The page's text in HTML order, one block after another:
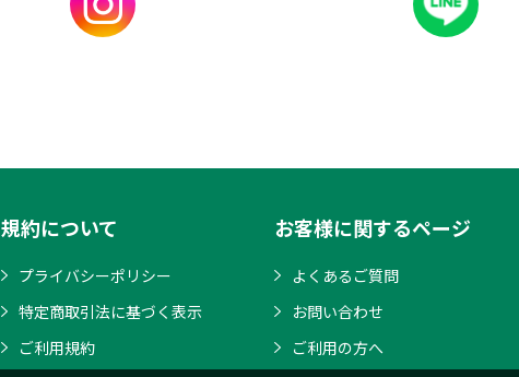
規約について
プライバシーポリシー
特定商取引法に基づく表示
ご利用規約
お客様に関するページ
よくあるご質問
お問い合わせ
ご利用の方へ